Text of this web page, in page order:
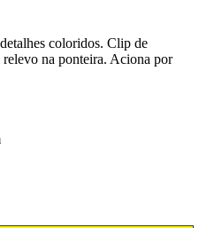
coloridos. Clip de
na ponteira. Aciona por